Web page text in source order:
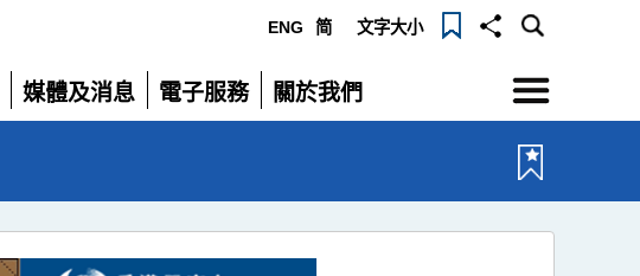
ENG 简 文字大小
媒體及消息
展
電子服務
展
關於我們
展
選
單